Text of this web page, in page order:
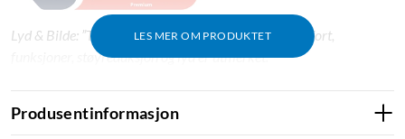
LES MER OM PRODUKTET
Lyd & Bilde: ”Topp kvalitet i alle ledd: både bærekomfort,
funksjoner, støyreduksjon og lyd er utmerket."
Spesifikasjoner
Produsentinformasjon